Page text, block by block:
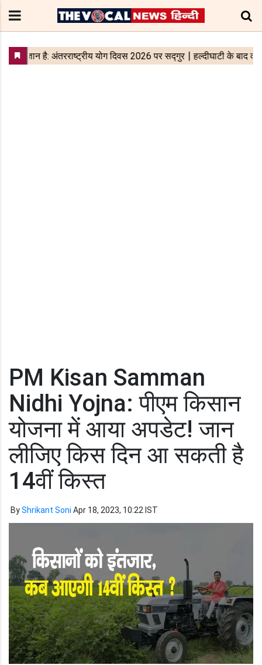
PM Kisan Samman
Nidhi Yojna: पीएम किसान
योजना में आया अपडेट! जान
लीजिए किस दिन आ सकती है
14वीं किस्त
ByShrikant Soni Apr 18, 2023, 10:22 IST